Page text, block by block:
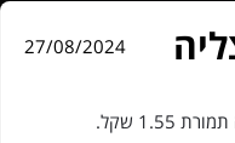
27/08/2024
דירת 3 חדרים נמכרה השבוע ברחוב הנדיב הרצליה תמורת 1.55 שקל.